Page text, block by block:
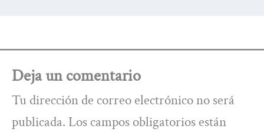
Deja un comentario
Tu dirección de correo electrónico no será
publicada. Los campos obligatorios están